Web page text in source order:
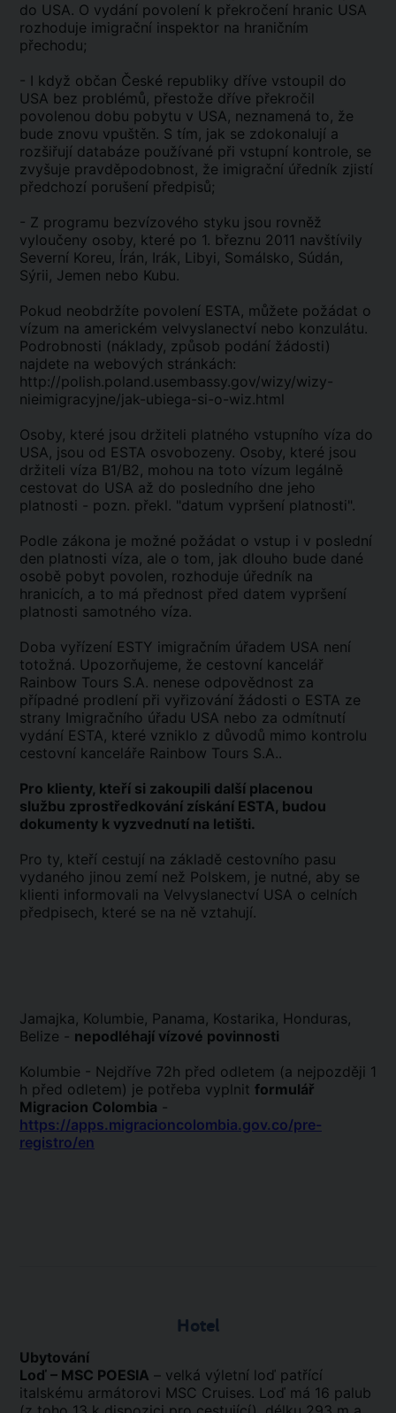
do USA. O vydání povolení k překročení hranic USA
rozhoduje imigrační inspektor na hraničním
přechodu;
- I když občan České republiky dříve vstoupil do
USA bez problémů, přestože dříve překročil
povolenou dobu pobytu v USA, neznamená to, že
bude znovu vpuštěn. S tím, jak se zdokonalují a
rozšiřují databáze používané při vstupní kontrole, se
zvyšuje pravděpodobnost, že imigrační úředník zjistí
předchozí porušení předpisů;
- Z programu bezvízového styku jsou rovněž
vyloučeny osoby, které po 1. březnu 2011 navštívily
Severní Koreu, Írán, Irák, Libyi, Somálsko, Súdán,
Sýrii, Jemen nebo Kubu.
Pokud neobdržíte povolení ESTA, můžete požádat o
vízum na americkém velvyslanectví nebo konzulátu.
Podrobnosti (náklady, způsob podání žádosti)
najdete na webových stránkách:
http://polish.poland.usembassy.gov/wizy/wizy-
nieimigracyjne/jak-ubiega-si-o-wiz.html
Osoby, které jsou držiteli platného vstupního víza do
USA, jsou od ESTA osvobozeny. Osoby, které jsou
držiteli víza B1/B2, mohou na toto vízum legálně
cestovat do USA až do posledního dne jeho
platnosti - pozn. překl. "datum vypršení platnosti".
Podle zákona je možné požádat o vstup i v poslední
den platnosti víza, ale o tom, jak dlouho bude dané
osobě pobyt povolen, rozhoduje úředník na
hranicích, a to má přednost před datem vypršení
platnosti samotného víza.
Doba vyřízení ESTY imigračním úřadem USA není
totožná. Upozorňujeme, že cestovní kancelář
Rainbow Tours S.A. nenese odpovědnost za
případné prodlení při vyřizování žádosti o ESTA ze
strany Imigračního úřadu USA nebo za odmítnutí
vydání ESTA, které vzniklo z důvodů mimo kontrolu
cestovní kanceláře Rainbow Tours S.A..
Pro klienty, kteří si zakoupili další placenou
službu zprostředkování získání ESTA, budou
dokumenty k vyzvednutí na letišti.
Pro ty, kteří cestují na základě cestovního pasu
vydaného jinou zemí než Polskem, je nutné, aby se
klienti informovali na Velvyslanectví USA o celních
předpisech, které se na ně vztahují.
Jamajka, Kolumbie, Panama, Kostarika, Honduras,
Belize - nepodléhají vízové povinnosti
Kolumbie - Nejdříve 72h před odletem (a nejpozději 1
h před odletem) je potřeba vyplnit formulář
Migracion Colombia -
https://apps.migracioncolombia.gov.co/pre-
registro/en
Hotel
Ubytování
Loď – MSC POESIA – velká výletní loď patřící
italskému armátorovi MSC Cruises. Loď má 16 palub